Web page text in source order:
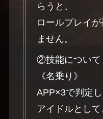
らうと、
ロールプレイ
ません。
②技能について
《名乗り》
APP×3で判定し
アイドルとし